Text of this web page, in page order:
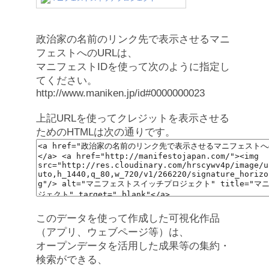
政治家の名前のリンク先で表示させるマニ
フェストへのURLは、
マニフェストIDを使って次のように指定し
てください。
http://www.maniken.jp/id#0000000023
上記URLを使ってクレジットを表示させる
ためのHTMLは次の通りです。
このデータを使って作成した可視化作品
（アプリ、ウェブページ等）は、
オープンデータを活用した成果等の集約・
検索ができる、